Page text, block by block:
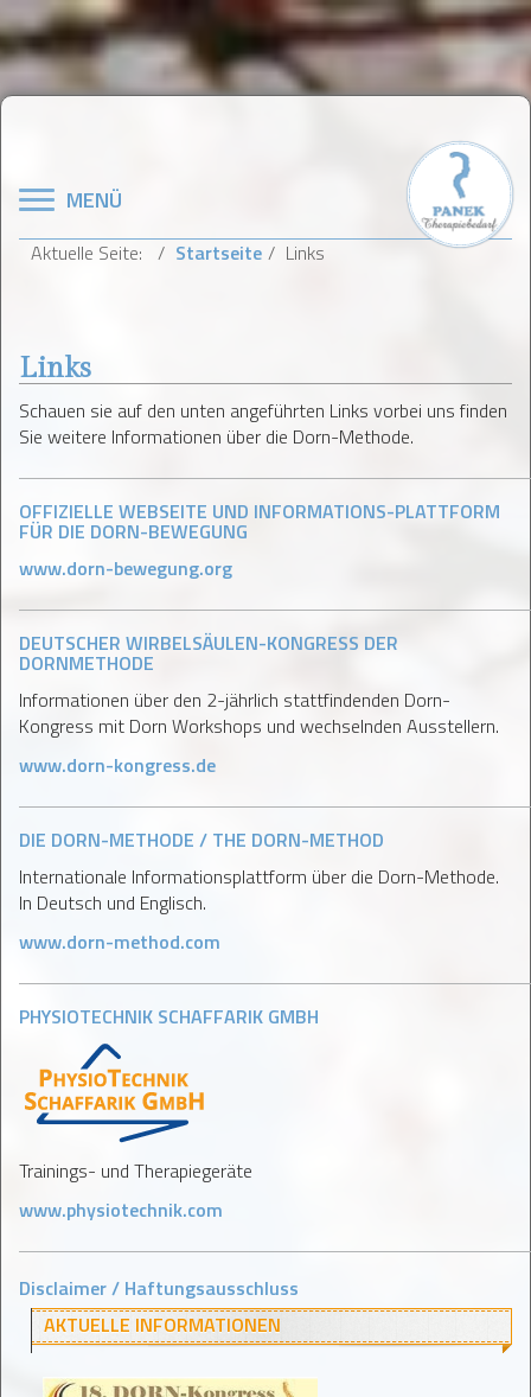
Navigation
MENÜ
Aktuelle Seite: Startseite Links
Links
Schauen sie auf den unten angeführten Links vorbei uns finden
Sie weitere Informationen über die Dorn-Methode.
OFFIZIELLE WEBSEITE UND INFORMATIONS-PLATTFORM
FÜR DIE DORN-BEWEGUNG
www.dorn-bewegung.org
DEUTSCHER WIRBELSÄULEN-KONGRESS DER
DORNMETHODE
Informationen über den 2-jährlich stattfindenden Dorn-
Kongress mit Dorn Workshops und wechselnden Ausstellern.
www.dorn-kongress.de
DIE DORN-METHODE / THE DORN-METHOD
Internationale Informationsplattform über die Dorn-Methode.
In Deutsch und Englisch.
www.dorn-method.com
PHYSIOTECHNIK SCHAFFARIK GMBH
Trainings- und Therapiegeräte
www.physiotechnik.com
Disclaimer / Haftungsausschluss
AKTUELLE INFORMATIONEN